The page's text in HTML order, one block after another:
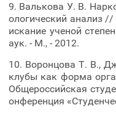
9. Валькова У. В.
ологический анализ
искание ученой
аук. - М., - 2012.
10. Воронцова Т. В.,
клубы как форма
Общероссийская
онференция